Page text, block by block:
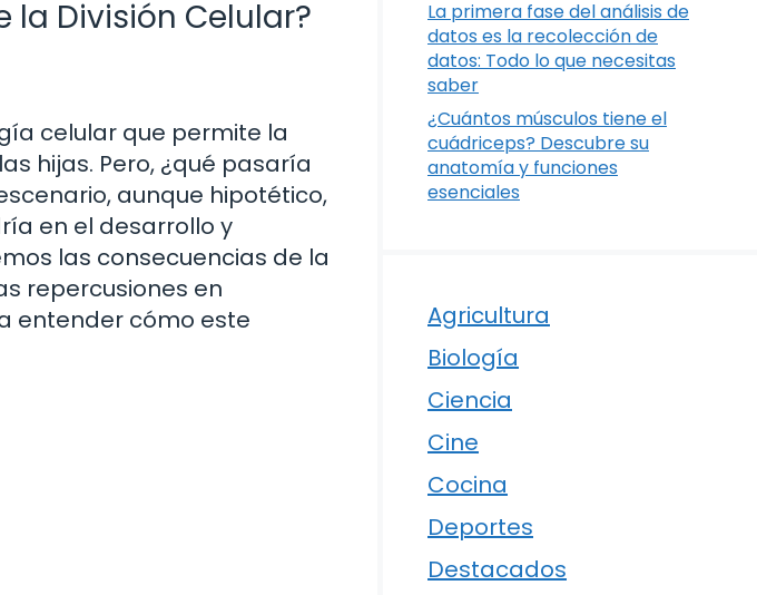
la División Celular?
celular que permite la
hijas. Pero, ¿qué pasaría
aunque hipotético,
en el desarrollo y
las consecuencias de la
repercusiones en
entender cómo este
La primera fase del análisis de
datos es la recolección de
datos: Todo lo que necesitas
saber
¿Cuántos músculos tiene el
cuádriceps? Descubre su
anatomía y funciones
esenciales
Agricultura
Biología
Ciencia
Cine
Cocina
Deportes
Destacados